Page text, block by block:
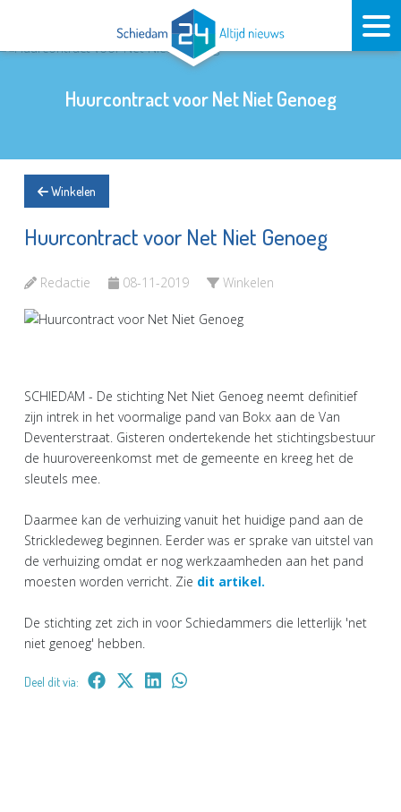
Huurcontract voor Net Niet Genoeg
Winkelen
Huurcontract voor Net Niet Genoeg
Redactie 08-11-2019 Winkelen
SCHIEDAM - De stichting Net Niet Genoeg neemt definitief
zijn intrek in het voormalige pand van Bokx aan de Van
Deventerstraat. Gisteren ondertekende het stichtingsbestuur
de huurovereenkomst met de gemeente en kreeg het de
sleutels mee.
Daarmee kan de verhuizing vanuit het huidige pand aan de
Strickledeweg beginnen. Eerder was er sprake van uitstel van
de verhuizing omdat er nog werkzaamheden aan het pand
moesten worden verricht. Zie dit artikel.
De stichting zet zich in voor Schiedammers die letterlijk 'net
niet genoeg' hebben.
Deel dit via: